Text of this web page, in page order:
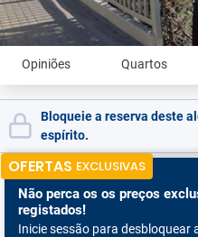
Opiniões Quartos
Bloqueie a reserva deste
espírito.
OFERTAS EXCLUSIVAS
Não perca os os preços
registados!
Inicie sessão para desbloquear